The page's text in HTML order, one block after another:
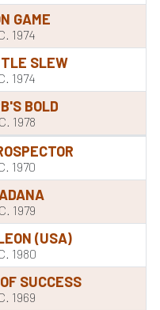
GAME
1974
SLEW
1974
BOLD
C. 1978
1970
C. 1979
(USA)
1980
SUCCESS
1969